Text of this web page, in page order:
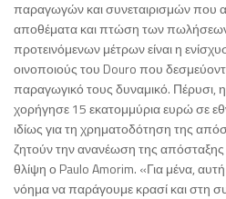
παραγωγών και συνεταιρισμών που
αποθέματα και πτώση των
προτεινόμενων μέτρων είναι η
οινοποιούς του Douro που
παραγωγικό τους δυναμικό.
χορήγησε 15 εκατομμύρια ευρώ σε
ιδίως για τη χρηματοδότηση της
ζητούν την ανανέωση της απόσταξης
θλίψη ο Paulo Amorim. «Για μένα, αυτή
νόημα να παράγουμε κρασί και στη